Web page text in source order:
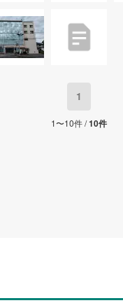
1
1〜10件 /10件